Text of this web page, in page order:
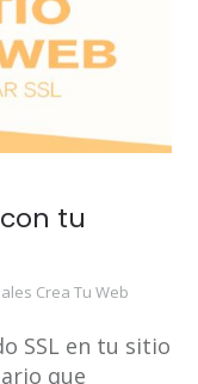
tu
Crea Tu Web
SSL en tu sitio
que